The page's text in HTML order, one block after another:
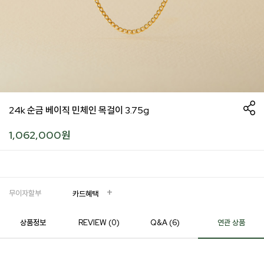
24k 순금 베이직 민체인 목걸이 3.75g
1,062,000원
무이자할부 카드혜택
상품정보 REVIEW (0) Q&A (6) 연관 상품